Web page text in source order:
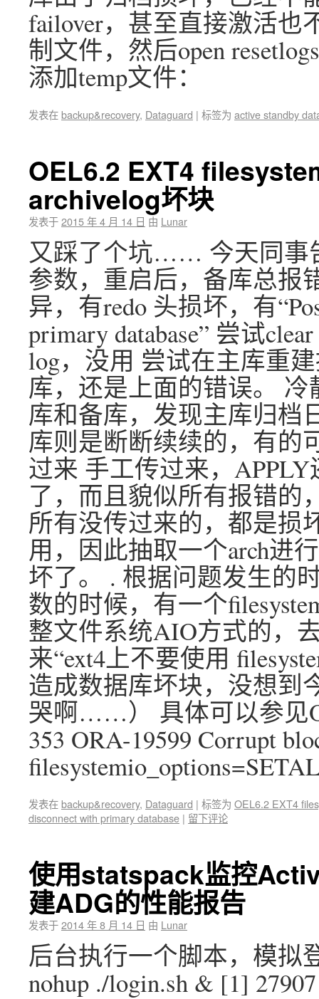
failover，甚至直接激活也
制文件，然后open
添加temp文件：
发表在backup&recovery, Dataguard | 标签为 active standby
OEL6.2 EXT4
archivelog坏块
发表于2015 年 4 月 14 日 由 Lunar
又踩了个坑…… 今天同事
参数，重启后，备库总报
异，有redo 头损坏，有
primary database” 尝试
log，没用 尝试在主库重
库，还是上面的错误。
库和备库，发现主库归档
库则是断断续续的，有的
过来 手工传过来，
了，而且貌似所有报错的
所有没传过来的，都是损
用，因此抽取一个arch进
坏了。 . 根据问题发生的
数的时候，有一个
整文件系统AIO方式的，
来“ext4上不要使用
造成数据库坏块，没想
哭啊……） 具体可以参见
353 ORA-19599 Corrupt
发表在backup&recovery, Dataguard | 标签为 OEL6.2 EXT4
disconnect with primary database | 留下评论
使用statspack监控
建ADG的性能报告
发表于2014 年 8 月 14 日 由 Lunar
后台执行一个脚本，模拟
nohup ./login.sh & [1]